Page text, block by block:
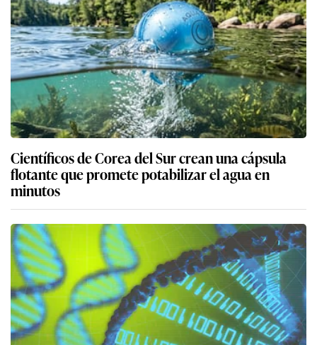
Científicos de Corea del Sur crean una cápsula
flotante que promete potabilizar el agua en
minutos